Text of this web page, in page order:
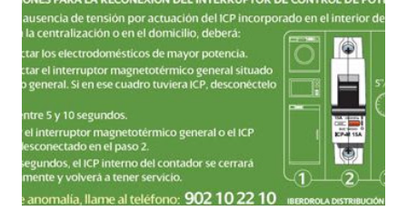
Cuando buscas en internet apenas hay información sobre
ellos, y la mitad de lo que aparece es de otra asociación
catalana que se llama Músicos por la paz y la integración ,
estos al menos si parece que hace cosas, ya por lo menos
actualizan el facebook y hay noticias en los medios con datos
concretos de actuaciones y eventos. Sobre la que nos atiene,
en su web realmente no hay n...